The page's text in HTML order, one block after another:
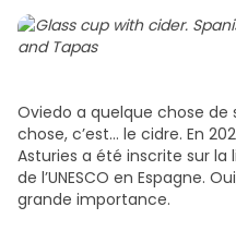
Oviedo a quelque chose de
chose, c’est… le cidre. En
Asturies a été inscrite sur
de l’UNESCO en Espagne.
grande importance.